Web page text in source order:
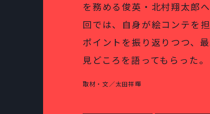
を務める俊英・北村翔太郎
回では、自身が絵コンテを
ポイントを振り返りつつ、
見どころを語ってもらった。
取材・文／太田祥暉